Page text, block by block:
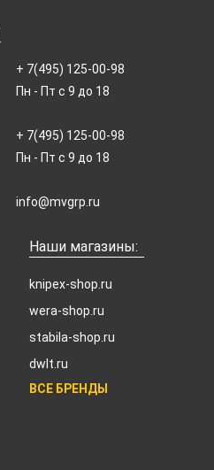
+ 7(495) 125-00-98
Пн - Пт с 9 до 18
+ 7(495) 125-00-98
Пн - Пт с 9 до 18
info@mvgrp.ru
Наши магазины:
knipex-shop.ru
wera-shop.ru
stabila-shop.ru
dwlt.ru
ВСЕ БРЕНДЫ